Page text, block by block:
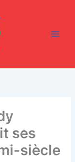
ses
siècle